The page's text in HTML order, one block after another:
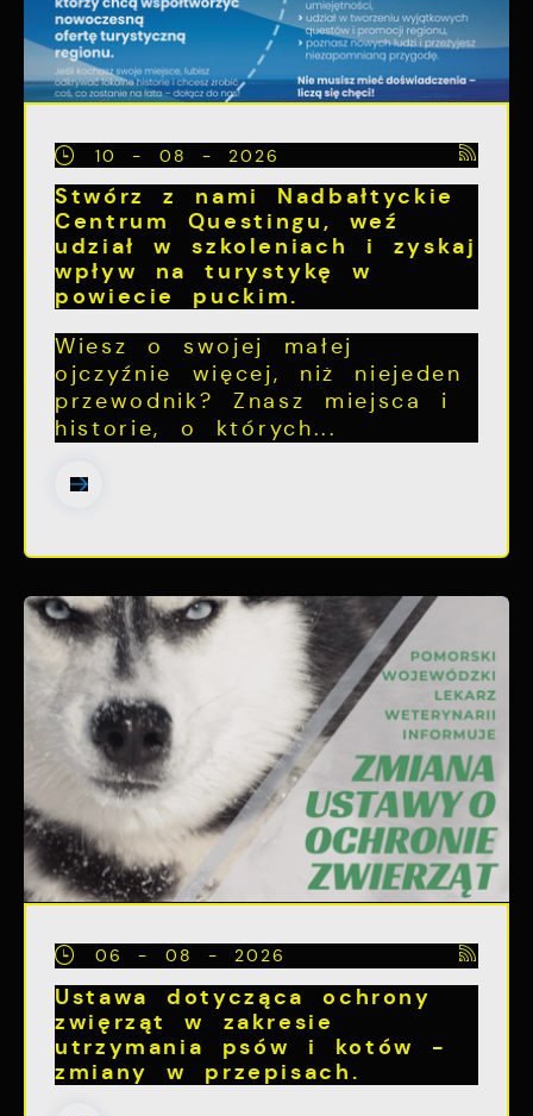
10 - 08 - 2026
Stwórz z nami Nadbałtyckie
Centrum Questingu, weź
udział w szkoleniach i zyskaj
wpływ na turystykę w
powiecie puckim.
Wiesz o swojej małej
ojczyźnie więcej, niż niejeden
przewodnik? Znasz miejsca i
historie, o których...
06 - 08 - 2026
Ustawa dotycząca ochrony
zwięrząt w zakresie
utrzymania psów i kotów -
zmiany w przepisach.